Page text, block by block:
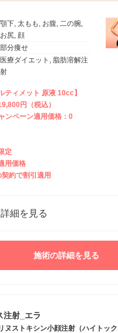
顎下, 太もも, お腹, 二の腕,
お尻, 顔
部分痩せ
医療ダイエット, 脂肪溶解注
射
ティメット 原液 10cc】
円（税込）
ンペーン適用価格：0
定
用価格
約で割引適用
細を見る
施術の詳細を見る
注射_エラ
ヌストキシン小顔注射（ハイトック